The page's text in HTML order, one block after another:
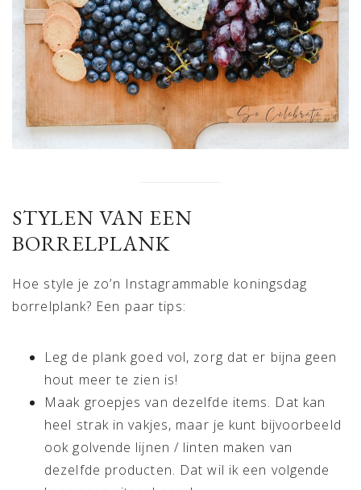
STYLEN VAN EEN
BORRELPLANK
Hoe style je zo’n Instagrammable koningsdag
borrelplank? Een paar tips:
Leg de plank goed vol, zorg dat er bijna geen
hout meer te zien is!
Maak groepjes van dezelfde items. Dat kan
heel strak in vakjes, maar je kunt bijvoorbeeld
ook golvende lijnen / linten maken van
dezelfde producten. Dat wil ik een volgende